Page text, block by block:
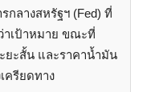
กลางสหรัฐฯ (Fed) ที่
าเป้าหมาย ขณะที่
ยะสั้น และราคาน้ำมัน
ครียดทาง